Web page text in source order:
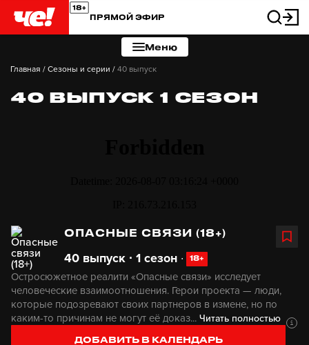
ПРЯМОЙ ЭФИР
Меню
Главная / Сезоны и серии / 40 выпуск
40 ВЫПУСК 1 СЕЗОН
ОПАСНЫЕ СВЯЗИ (18+)
40 выпуск ∙ 1 сезон ∙ 18+
ДОБАВИТЬ В КАЛЕНДАРЬ
Остросюжетное реалити «Опасные связи» исследует
человеческие взаимоотношения. Герои проекта — люди,
которые подозревают своих партнеров в измене, но по
каким-то причинам не могут её доказ... Читать полностью